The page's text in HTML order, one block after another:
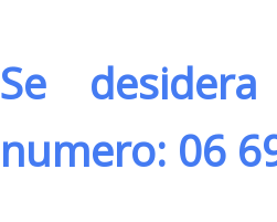
Se
numero: 06